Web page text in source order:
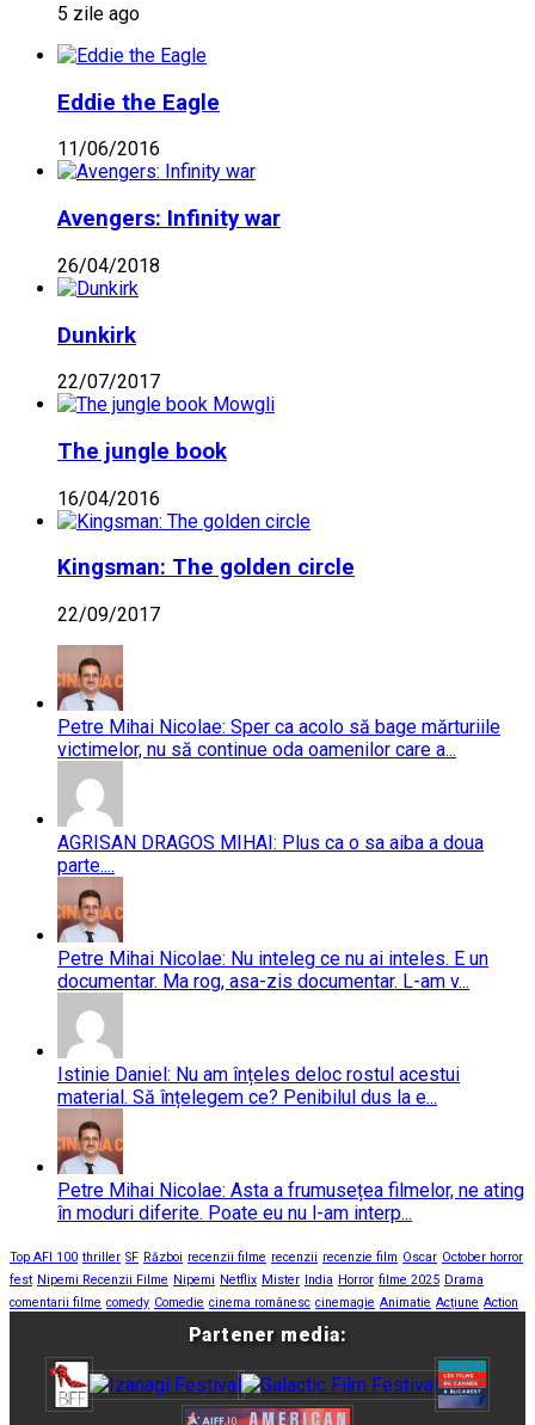
5 zile ago
Eddie the Eagle
11/06/2016
Avengers: Infinity war
26/04/2018
Dunkirk
22/07/2017
The jungle book
16/04/2016
Kingsman: The golden circle
22/09/2017
Petre Mihai Nicolae: Sper ca acolo să bage mărturiile
victimelor, nu să continue oda oamenilor care a...
AGRISAN DRAGOS MIHAI: Plus ca o sa aiba a doua
parte....
Petre Mihai Nicolae: Nu inteleg ce nu ai inteles. E un
documentar. Ma rog, asa-zis documentar. L-am v...
Istinie Daniel: Nu am înțeles deloc rostul acestui
material. Să înțelegem ce? Penibilul dus la e...
Petre Mihai Nicolae: Asta a frumusețea filmelor, ne ating
în moduri diferite. Poate eu nu l-am interp...
Top AFI 100 thriller SF Război recenzii filme recenzii recenzie film Oscar October horror
fest Nipemi Recenzii Filme Nipemi Netflix Mister India Horror filme 2025 Drama
comentarii filme comedy Comedie cinema românesc cinemagie Animatie Acțiune Action
Partener media: